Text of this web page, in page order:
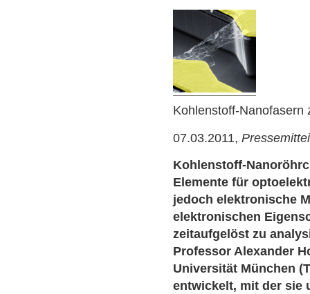
Kohlenstoff-Nanofasern
07.03.2011,
Kohlenstoff-
Elemente für
jedoch elektronische
elektronischen
zeitaufgelöst zu
Professor Alexander
Universität München
entwickelt, mit der sie